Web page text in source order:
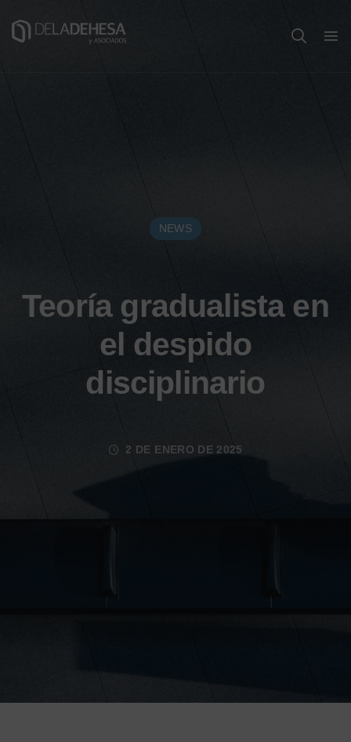
NEWS
Teoría gradualista en
el despido
disciplinario
2 DE ENERO DE 2025